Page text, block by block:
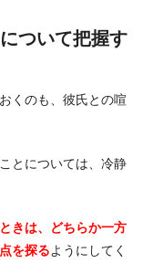
ついて把握す
くのも、彼氏との喧
とについては、冷静
きは、どちらか一方
を探るようにしてく